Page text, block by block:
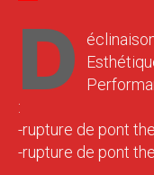
D
:
-rupture de pont
-rupture de pont